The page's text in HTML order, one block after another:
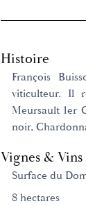
Histoire
François
viticulteur. Il
Meursault 1er
noir,
Vignes & Vins
Surface du
8 hectares